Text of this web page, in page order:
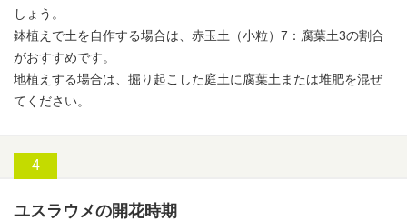
しょう。
鉢植えで土を自作する場合は、赤玉土（小粒）7：腐葉土3の割合
がおすすめです。
地植えする場合は、掘り起こした庭土に腐葉土または堆肥を混ぜ
てください。
ユスラウメの開花時期